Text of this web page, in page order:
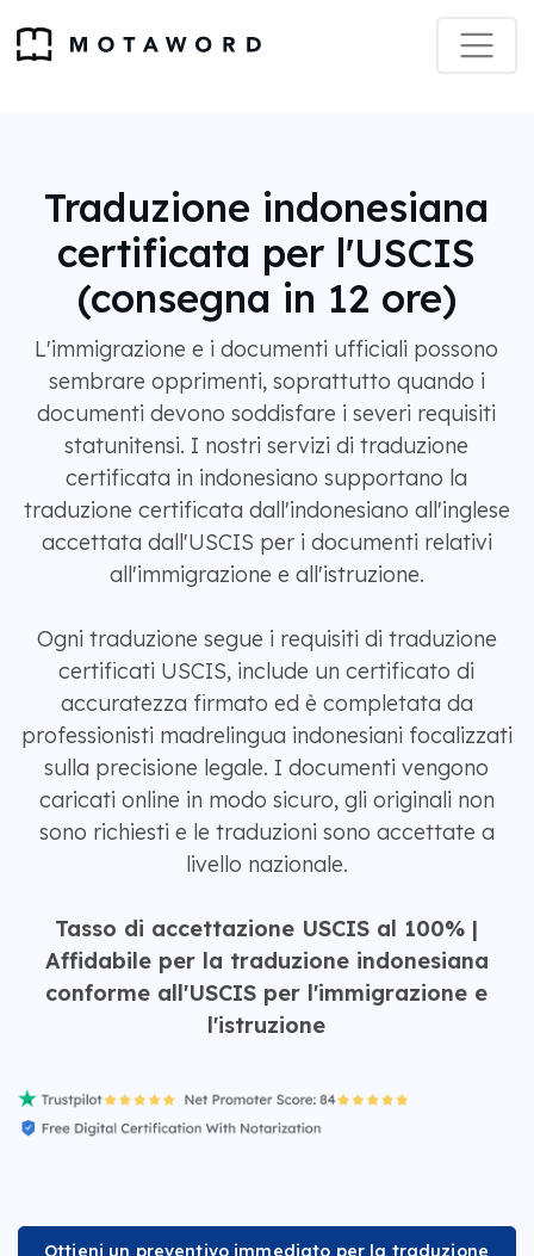
Traduzione indonesiana
certificata per l'USCIS
(consegna in 12 ore)
L'immigrazione e i documenti ufficiali possono
sembrare opprimenti, soprattutto quando i
documenti devono soddisfare i severi requisiti
statunitensi. I nostri servizi di traduzione
certificata in indonesiano supportano la
traduzione certificata dall'indonesiano all'inglese
accettata dall'USCIS per i documenti relativi
all'immigrazione e all'istruzione.
Ogni traduzione segue i requisiti di traduzione
certificati USCIS, include un certificato di
accuratezza firmato ed è completata da
professionisti madrelingua indonesiani focalizzati
sulla precisione legale. I documenti vengono
caricati online in modo sicuro, gli originali non
sono richiesti e le traduzioni sono accettate a
livello nazionale.
Tasso di accettazione USCIS al 100% |
Affidabile per la traduzione indonesiana
conforme all'USCIS per l'immigrazione e
l'istruzione
Ottieni un preventivo immediato per la traduzione